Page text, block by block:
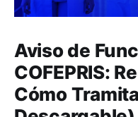
Aviso de
COFEPRIS:
Cómo